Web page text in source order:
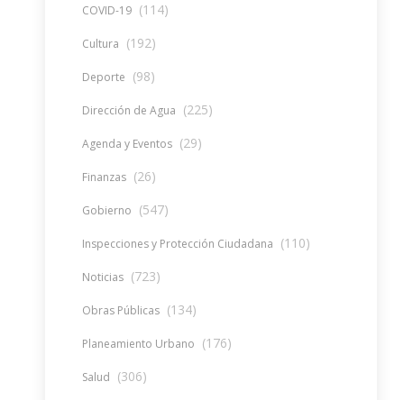
COVID-19 (114)
Cultura (192)
Deporte (98)
Dirección de Agua (225)
Agenda y Eventos (29)
Finanzas (26)
Gobierno (547)
Inspecciones y Protección Ciudadana (110)
Noticias (723)
Obras Públicas (134)
Planeamiento Urbano (176)
Salud (306)